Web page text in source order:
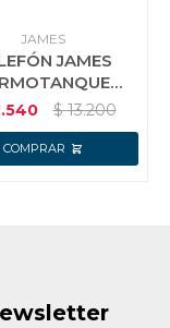
JAMES
JAMES
ACERO
BLANCO
$ 13.200